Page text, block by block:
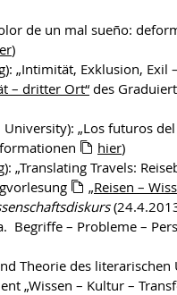
de un mal sueño:
)
„Intimität, Exklusion,
– dritter Ort“ des
„Los futuros
hier)
„Translating Travels:
„Reisen –
Begriffe – Probleme –
Theorie des
„Wissen – Kultur –